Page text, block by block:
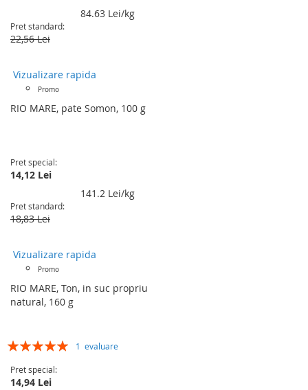
84.63 Lei/kg
Pret standard
22,56 Lei
Vizualizare rapida
Promo
RIO MARE, pate Somon, 100 g
Pret special
14,12 Lei
141.2 Lei/kg
Pret standard
18,83 Lei
Vizualizare rapida
Promo
RIO MARE, Ton, in suc propriu
natural, 160 g
Rating:
1 evaluare
Pret special
14,94 Lei